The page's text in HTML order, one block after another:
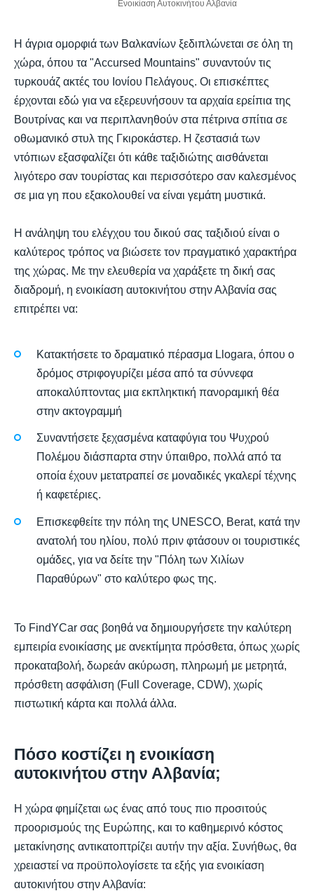
Ενοικίαση Αυτοκινήτου Αλβανία
Η άγρια ομορφιά των Βαλκανίων ξεδιπλώνεται σε όλη τη
χώρα, όπου τα "Accursed Mountains" συναντούν τις
τυρκουάζ ακτές του Ιονίου Πελάγους. Οι επισκέπτες
έρχονται εδώ για να εξερευνήσουν τα αρχαία ερείπια της
Βουτρίνας και να περιπλανηθούν στα πέτρινα σπίτια σε
οθωμανικό στυλ της Γκιροκάστερ. Η ζεστασιά των
ντόπιων εξασφαλίζει ότι κάθε ταξιδιώτης αισθάνεται
λιγότερο σαν τουρίστας και περισσότερο σαν καλεσμένος
σε μια γη που εξακολουθεί να είναι γεμάτη μυστικά.
Η ανάληψη του ελέγχου του δικού σας ταξιδιού είναι ο
καλύτερος τρόπος να βιώσετε τον πραγματικό χαρακτήρα
της χώρας. Με την ελευθερία να χαράξετε τη δική σας
διαδρομή, η ενοικίαση αυτοκινήτου στην Αλβανία σας
επιτρέπει να:
Κατακτήσετε το δραματικό πέρασμα Llogara, όπου ο
δρόμος στριφογυρίζει μέσα από τα σύννεφα
αποκαλύπτοντας μια εκπληκτική πανοραμική θέα
στην ακτογραμμή
Συναντήσετε ξεχασμένα καταφύγια του Ψυχρού
Πολέμου διάσπαρτα στην ύπαιθρο, πολλά από τα
οποία έχουν μετατραπεί σε μοναδικές γκαλερί τέχνης
ή καφετέριες.
Επισκεφθείτε την πόλη της UNESCO, Berat, κατά την
ανατολή του ηλίου, πολύ πριν φτάσουν οι τουριστικές
ομάδες, για να δείτε την "Πόλη των Χιλίων
Παραθύρων" στο καλύτερο φως της.
Το FindYCar σας βοηθά να δημιουργήσετε την καλύτερη
εμπειρία ενοικίασης με ανεκτίμητα πρόσθετα, όπως χωρίς
προκαταβολή, δωρεάν ακύρωση, πληρωμή με μετρητά,
πρόσθετη ασφάλιση (Full Coverage, CDW), χωρίς
πιστωτική κάρτα και πολλά άλλα.
Πόσο κοστίζει η ενοικίαση
αυτοκινήτου στην Αλβανία;
Η χώρα φημίζεται ως ένας από τους πιο προσιτούς
προορισμούς της Ευρώπης, και το καθημερινό κόστος
μετακίνησης αντικατοπτρίζει αυτήν την αξία. Συνήθως, θα
χρειαστεί να προϋπολογίσετε τα εξής για ενοικίαση
αυτοκινήτου στην Αλβανία: